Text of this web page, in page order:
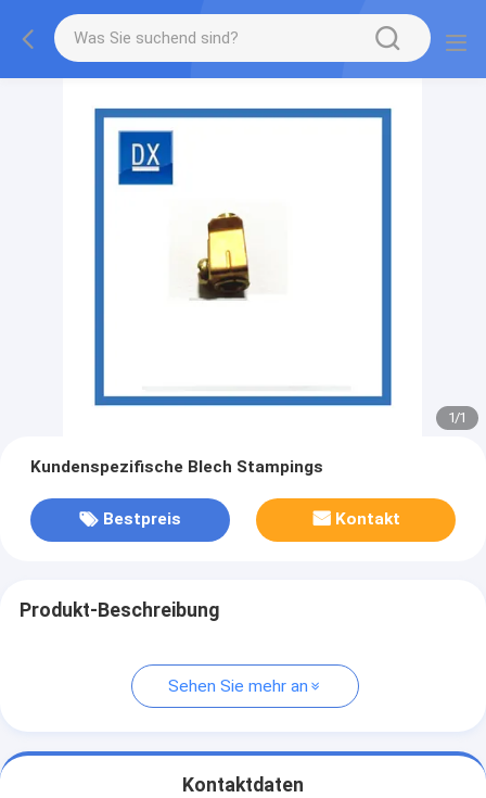
1/1
Kundenspezifische Blech Stampings
Bestpreis Kontakt
Produkt-Beschreibung
Sehen Sie mehr an
Kontaktdaten